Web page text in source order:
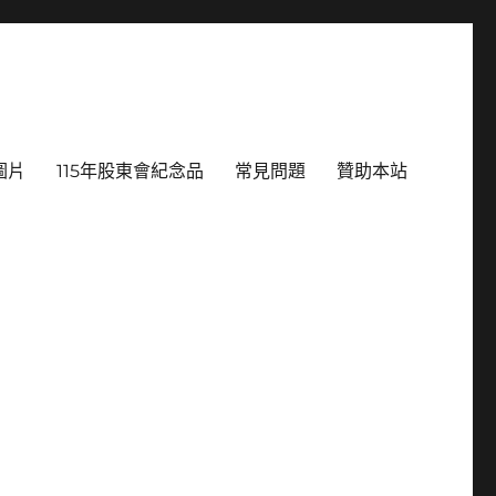
片 115年股東會紀念品 常見問題 贊助本站